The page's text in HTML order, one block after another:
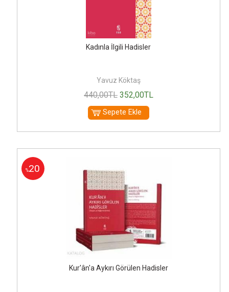
Kadınla İlgili Hadisler
Yavuz Köktaş
440,00TL 352,00TL
Sepete Ekle
%20
Kur'ân'a Aykırı Görülen Hadisler